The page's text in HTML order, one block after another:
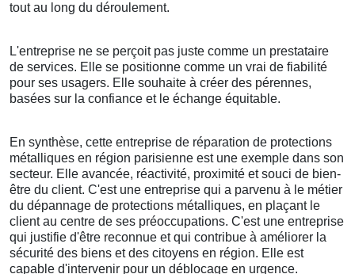
tout au long du déroulement.
L'entreprise ne se perçoit pas juste comme un prestataire
de services. Elle se positionne comme un vrai de fiabilité
pour ses usagers. Elle souhaite à créer des pérennes,
basées sur la confiance et le échange équitable.
En synthèse, cette entreprise de réparation de protections
métalliques en région parisienne est une exemple dans son
secteur. Elle avancée, réactivité, proximité et souci de bien-
être du client. C'est une entreprise qui a parvenu à le métier
du dépannage de protections métalliques, en plaçant le
client au centre de ses préoccupations. C'est une entreprise
qui justifie d'être reconnue et qui contribue à améliorer la
sécurité des biens et des citoyens en région. Elle est
capable d'intervenir pour un déblocage en urgence.